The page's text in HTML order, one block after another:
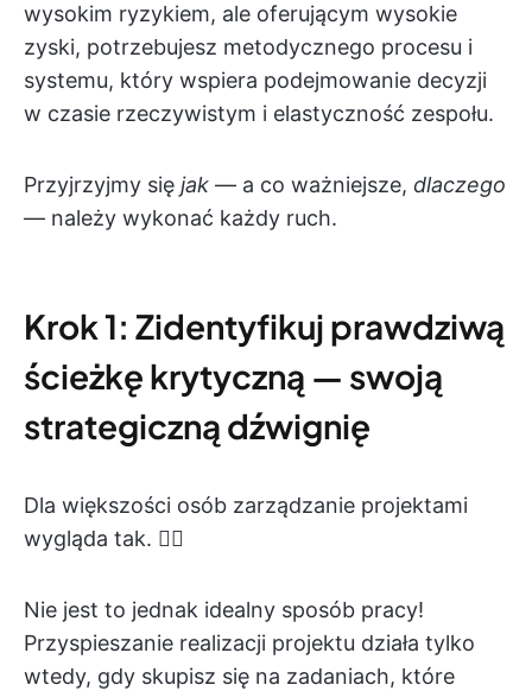
wysokim ryzykiem, ale oferującym wysokie
zyski, potrzebujesz metodycznego procesu i
systemu, który wspiera podejmowanie decyzji
w czasie rzeczywistym i elastyczność zespołu.
Przyjrzyjmy się jak — a co ważniejsze, dlaczego
— należy wykonać każdy ruch.
Krok 1: Zidentyfikuj prawdziwą
ścieżkę krytyczną — swoją
strategiczną dźwignię
Dla większości osób zarządzanie projektami
wygląda tak. 👇🏼
Nie jest to jednak idealny sposób pracy!
Przyspieszanie realizacji projektu działa tylko
wtedy, gdy skupisz się na zadaniach, które